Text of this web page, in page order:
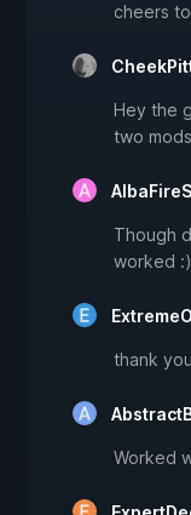
cheers
Hey the
two
Though
worked :)
thank
Worked